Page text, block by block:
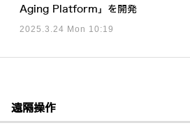
Aging Platform」を開発
2025.3.24 Mon 10:19
遠隔操作